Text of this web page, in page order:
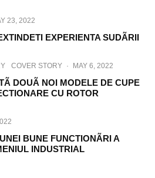
23, 2022
EXPERIENTA SUDÃRII
COVER STORY · MAY 6, 2022
DOUÃ NOI MODELE DE CUPE
CU ROTOR
BUNE FUNCTIONÃRI A
INDUSTRIAL